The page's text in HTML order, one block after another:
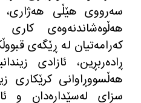
سەرووی هێڵی هەژاری،
هەڵوەشاندنەوەی
کەرامەتیان لە ڕێگەی
ڕادەربڕین، ئازادی
هەڵسووڕاوانی کرێکاری
سزای لەسێدارەدان و